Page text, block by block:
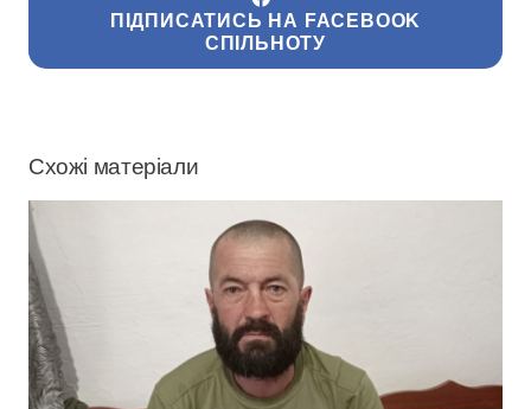
ПІДПИСАТИСЬ НА FACEBOOK
СПІЛЬНОТУ
Схожі матеріали